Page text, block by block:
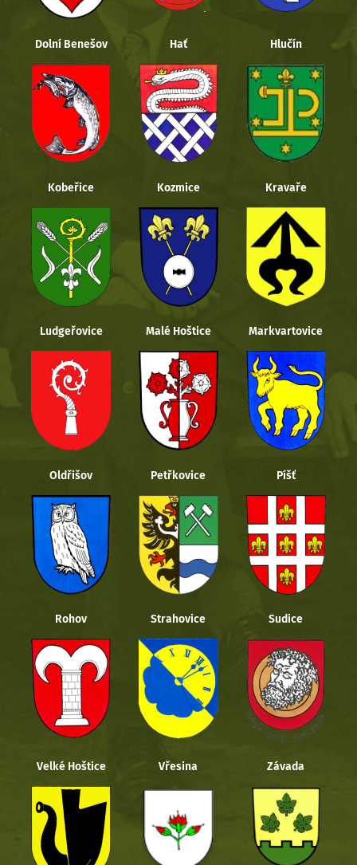
Dolní Benešov Hať Hlučín
Kobeřice Kozmice Kravaře
Ludgeřovice Malé Hoštice Markvartovice
Oldřišov Petřkovice Píšť
Rohov Strahovice Sudice
Velké Hoštice Vřesina Závada